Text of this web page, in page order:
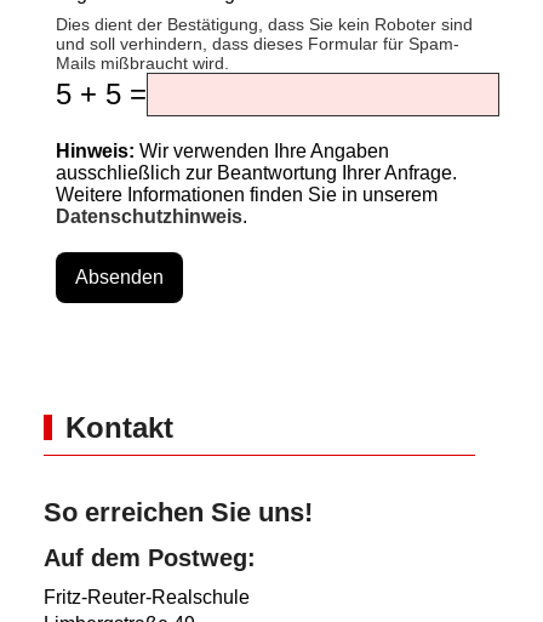
Dies dient der Bestätigung, dass Sie kein Roboter sind
und soll verhindern, dass dieses Formular für Spam-
Mails mißbraucht wird.
5 + 5 =
Hinweis: Wir verwenden Ihre Angaben
ausschließlich zur Beantwortung Ihrer Anfrage.
Weitere Informationen finden Sie in unserem
Datenschutzhinweis.
Absenden
Kontakt
So erreichen Sie uns!
Auf dem Postweg:
Fritz-Reuter-Realschule